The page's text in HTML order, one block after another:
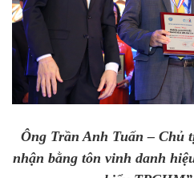
Ông Trần Anh Tuấn – Chủ
nhận bằng tôn vinh danh